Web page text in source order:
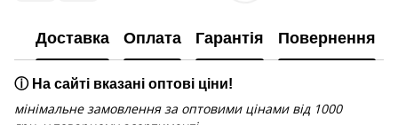
Доставка Оплата Гарантія Повернення
ⓘ На сайті вказані оптові ціни!
мінімальне замовлення за оптовими цінами від 1000